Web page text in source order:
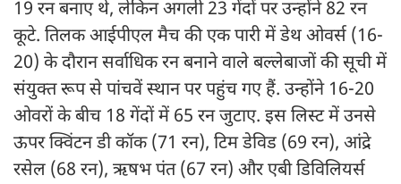
19 रन बनाए थे, लेकिन अगली 23 गेंदों पर उन्होंने 82 रन
कूटे. तिलक आईपीएल मैच की एक पारी में डेथ ओवर्स (16-
20) के दौरान सर्वाधिक रन बनाने वाले बल्लेबाजों की सूची में
संयुक्त रूप से पांचवें स्थान पर पहुंच गए हैं. उन्होंने 16-20
ओवरों के बीच 18 गेंदों में 65 रन जुटाए. इस लिस्ट में उनसे
ऊपर क्विंटन डी कॉक (71 रन), टिम डेविड (69 रन), आंद्रे
रसेल (68 रन), ऋषभ पंत (67 रन) और एबी डिविलियर्स